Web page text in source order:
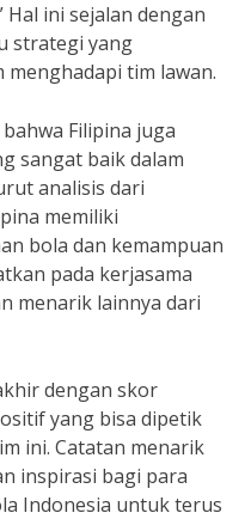
Hal ini sejalan dengan
strategi yang
tim lawan.
Filipina juga
sangat baik dalam
analisis dari
memiliki
bola dan kemampuan
pada kerjasama
menarik lainnya dari
dengan skor
yang bisa dipetik
ini. Catatan menarik
inspirasi bagi para
Indonesia untuk terus